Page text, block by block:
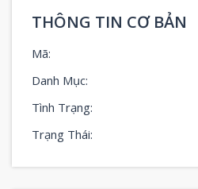
THÔNG TIN CƠ BẢN
Mã:
Danh Mục:
Tình Trạng:
Trạng Thái: